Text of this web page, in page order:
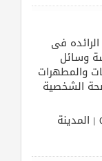
فى
وسائل
والمطهرات
الشخصية